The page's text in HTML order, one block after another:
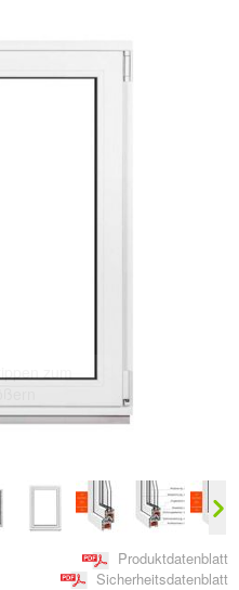
zum
Produktdatenblatt
Sicherheitsdatenblatt